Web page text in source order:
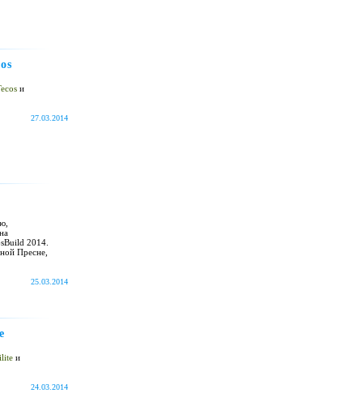
и
27.03.2014
2014.
Пресне,
25.03.2014
и
24.03.2014